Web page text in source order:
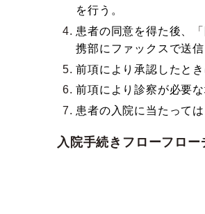
を行う。
患者の同意を得た後、
携部にファックスで送
前項により承認したと
前項により診察が必要
患者の入院に当たって
入院手続きフローフロー